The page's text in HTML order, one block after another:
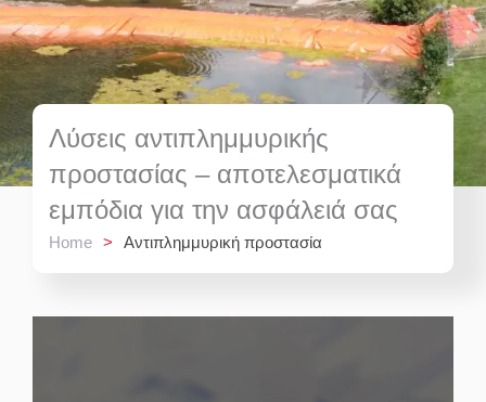
Λύσεις αντιπλημμυρικής
προστασίας – αποτελεσματικά
εμπόδια για την ασφάλειά σας
Home > Αντιπλημμυρική προστασία